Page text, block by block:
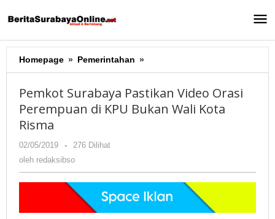
ke
Homepage » Pemerintahan »
Surabaya
Video
Orasi
Wali
Risma
Pemkot Surabaya Pastikan Video Orasi
Perempuan di KPU Bukan Wali Kota
Risma
02/05/2019
oleh
redaksibso
-
276 Dilihat
oleh redaksibso